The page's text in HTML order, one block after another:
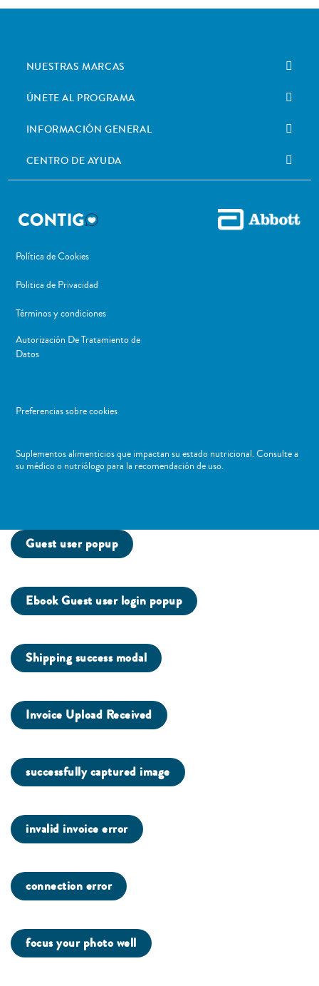
NUESTRAS MARCAS
ÚNETE AL PROGRAMA
INFORMACIÓN GENERAL
CENTRO DE AYUDA
Política de Cookies
Politica de Privacidad
Términos y condiciones
Autorización De Tratamiento de
Datos
Preferencias sobre cookies
Suplementos alimenticios que impactan su estado nutricional. Consulte a
su médico o nutriólogo para la recomendación de uso. ​
Guest user popup
Ebook Guest user login popup
Shipping success modal
Invoice Upload Received
successfully captured image
invalid invoice error
connection error
focus your photo well